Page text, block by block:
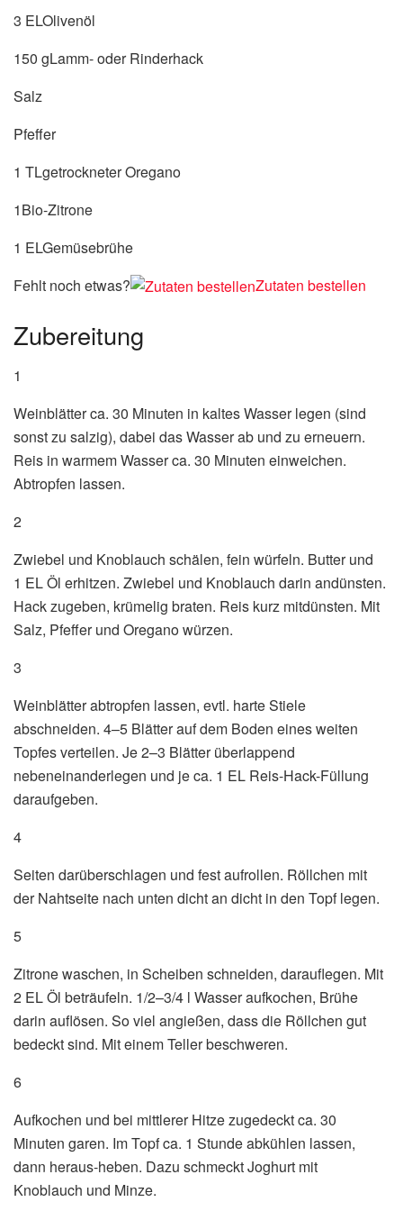
3 ELOlivenöl
150 gLamm- oder Rinderhack
Salz
Pfeffer
1 TLgetrockneter Oregano
1Bio-Zitrone
1 ELGemüsebrühe
Fehlt noch etwas?
Zutaten bestellen
Zubereitung
1
Weinblätter ca. 30 Minuten in kaltes Wasser legen (sind
sonst zu salzig), dabei das Wasser ab und zu erneuern.
Reis in warmem Wasser ca. 30 Minuten einweichen.
Abtropfen lassen.
2
Zwiebel und Knoblauch schälen, fein würfeln. Butter und
1 EL Öl erhitzen. Zwiebel und Knoblauch darin andünsten.
Hack zugeben, krümelig braten. Reis kurz mitdünsten. Mit
Salz, Pfeffer und Oregano würzen.
3
Weinblätter abtropfen lassen, evtl. harte Stiele
abschneiden. 4–5 Blätter auf dem Boden eines weiten
Topfes verteilen. Je 2–3 Blätter überlappend
nebeneinanderlegen und je ca. 1 EL Reis-Hack-Füllung
daraufgeben.
4
Seiten darüberschlagen und fest aufrollen. Röllchen mit
der Nahtseite nach unten dicht an dicht in den Topf legen.
5
Zitrone waschen, in Scheiben schneiden, darauflegen. Mit
2 EL Öl beträufeln. 1/2–3/4 l Wasser aufkochen, Brühe
darin auflösen. So viel angießen, dass die Röllchen gut
bedeckt sind. Mit einem Teller beschweren.
6
Aufkochen und bei mittlerer Hitze zugedeckt ca. 30
Minuten garen. Im Topf ca. 1 Stunde abkühlen lassen,
dann heraus-heben. Dazu schmeckt Joghurt mit
Knoblauch und Minze.